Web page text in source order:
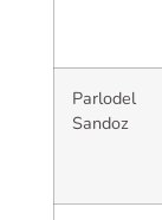
Parlodel
Sandoz